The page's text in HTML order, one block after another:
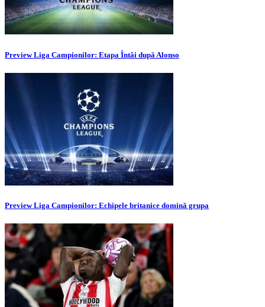
Preview Liga Campionilor: Etapa Întâi după Alonso
Preview Liga Campionilor: Echipele britanice domină grupa